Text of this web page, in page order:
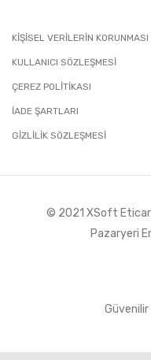
Tek Tıkla
KİŞİSEL VERİLERİN
KULLANICI SÖZLEŞMESİ
ÇEREZ POLİTİKASI
İADE ŞARTLARI
GIZLILIK SÖZLEŞMESI
© 2021 XSoft
Pazaryeri